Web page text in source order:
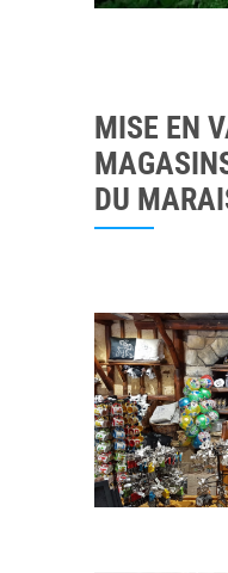
MISE EN
DU